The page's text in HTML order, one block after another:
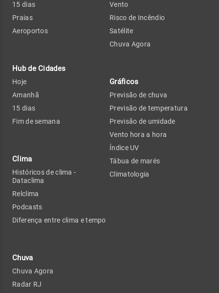
15 dias
Praias
Aeroportos
Hub de Cidades
Hoje
Amanhã
15 dias
Fim de semana
Clima
Históricos de clima -
Dataclima
Relclima
Podcasts
Diferença entre clima e tempo
Chuva
Chuva Agora
Radar RJ
Vento
Risco de Incêndio
Satélite
Chuva Agora
Gráficos
Previsão de chuva
Previsão de temperatura
Previsão de umidade
Vento hora a hora
Índice UV
Tábua de marés
Climatologia